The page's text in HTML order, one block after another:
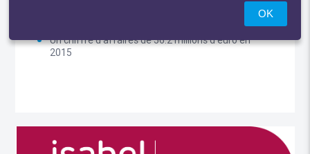
Un chiffre d’affaires de 56.2 millions d'euro en
2015
OK